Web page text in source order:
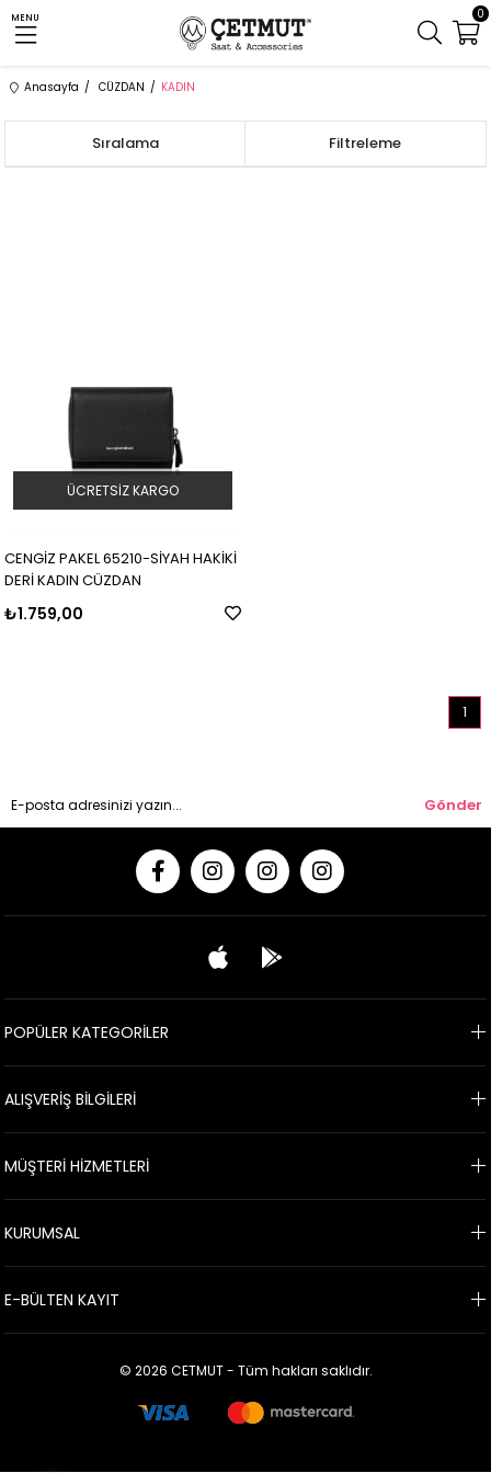
MENU 0
Anasayfa CÜZDAN KADIN
Filtreleme
Sıralama
CENGİZ PAKEL 65210-SİYAH HAKİKİ
DERİ KADIN CÜZDAN
₺1.759,00
ÜCRETSIZ KARGO
1
Gönder
POPÜLER KATEGORİLER
ALIŞVERİŞ BİLGİLERİ
MÜŞTERİ HİZMETLERİ
KURUMSAL
E-BÜLTEN KAYIT
© 2026 CETMUT - Tüm hakları saklıdır.